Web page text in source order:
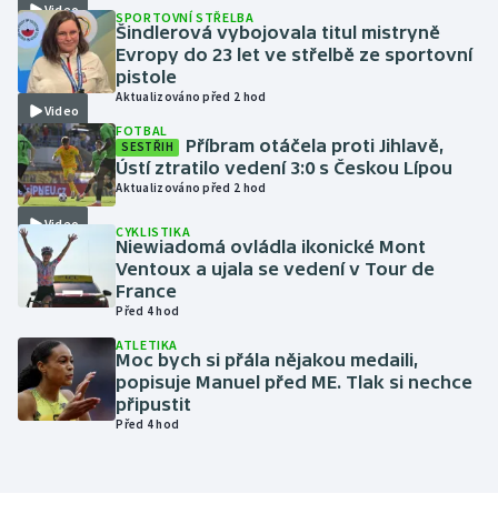
Judo
Krasobruslení
Lezení
Lyže a snowboard
Moderní pětiboj
Motorsport
Olympijské hry
Parasport
Video
Video
SPORTOVNÍ STŘELBA
Šindlerová vybojovala titul mistryně
Evropy do 23 let ve střelbě ze sportovní
pistole
Aktualizováno před 2 hod
Video
FOTBAL
SESTŘIH
Příbram otáčela proti Jihlavě,
Ústí ztratilo vedení 3:0 s Českou Lípou
Aktualizováno před 2 hod
CYKLISTIKA
Niewiadomá ovládla ikonické Mont
Ventoux a ujala se vedení v Tour de
France
Před 4 hod
ATLETIKA
Moc bych si přála nějakou medaili,
popisuje Manuel před ME. Tlak si nechce
připustit
Před 4 hod